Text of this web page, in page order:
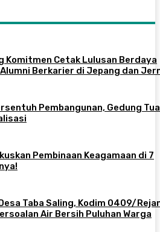
Komitmen Cetak Lulusan Berdaya
Berkarier di Jepang dan
Pembangunan, Gedung
Pembinaan Keagamaan di 7
Taba Saling, Kodim 0409/
Air Bersih Puluhan Warga